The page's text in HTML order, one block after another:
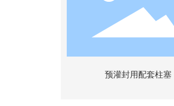
预灌封用配套柱塞